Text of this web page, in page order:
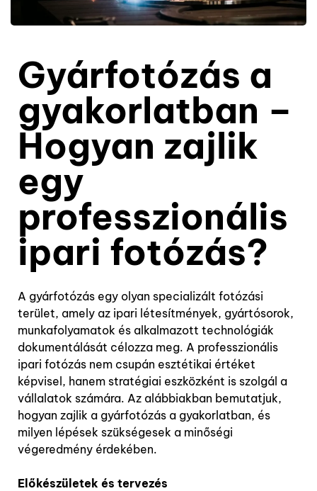
Gyárfotózás a
gyakorlatban –
Hogyan zajlik
egy
professzionális
ipari fotózás?
A gyárfotózás egy olyan specializált fotózási
terület, amely az ipari létesítmények, gyártósorok,
munkafolyamatok és alkalmazott technológiák
dokumentálását célozza meg. A professzionális
ipari fotózás nem csupán esztétikai értéket
képvisel, hanem stratégiai eszközként is szolgál a
vállalatok számára. Az alábbiakban bemutatjuk,
hogyan zajlik a gyárfotózás a gyakorlatban, és
milyen lépések szükségesek a minőségi
végeredmény érdekében.
Előkészületek és tervezés